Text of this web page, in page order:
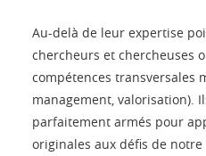
Au-delà de leur expertise
chercheurs et chercheuses
compétences transversales
management, valorisation).
parfaitement armés pour
originales aux défis de notre